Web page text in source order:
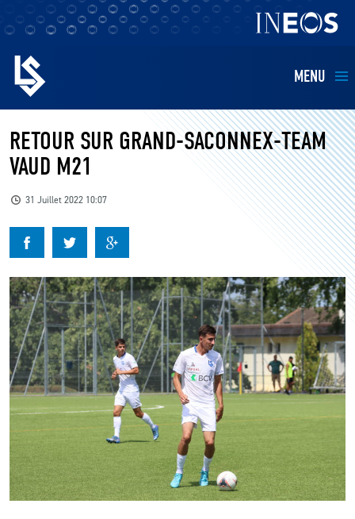
MENU
EQUIPES
BILLETTERIE
KIDS
BUSINESS
RESTAURATION
CLUB
CONTACT
ACTUALITÉS
RETOUR SUR GRAND-SACONNEX-TEAM
VAUD M21
31 Juillet 2022 10:07